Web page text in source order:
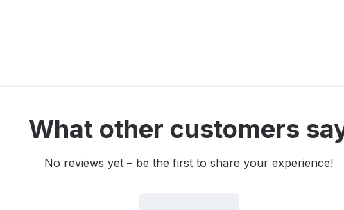
What other customers
No reviews yet – be the first to share your experience!